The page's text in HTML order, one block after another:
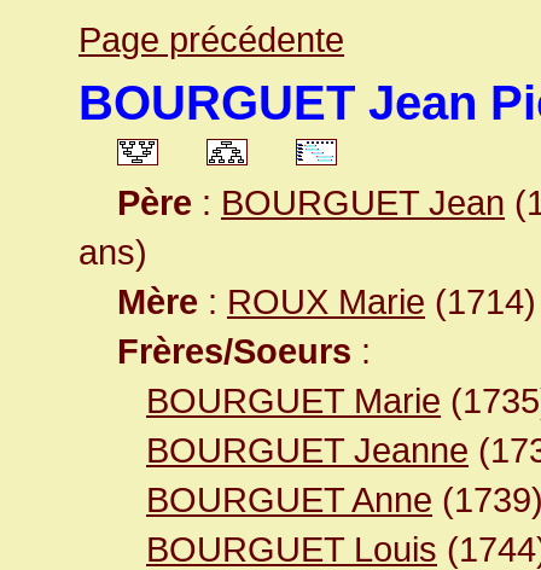
Page précédente
BOURGUET Jean
Père : BOURGUET Jean
ans)
Mère : ROUX Marie
Frères/Soeurs :
BOURGUET Marie
BOURGUET Jeanne
BOURGUET Anne
BOURGUET Louis